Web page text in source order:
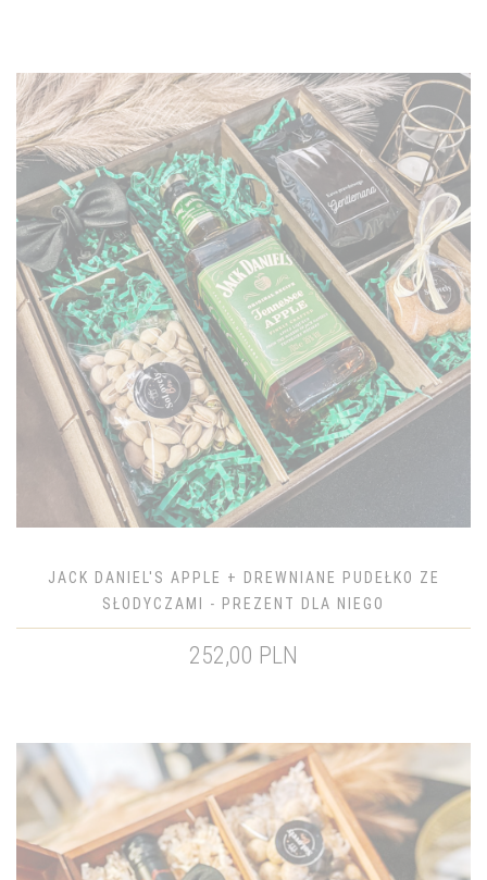
JACK DANIEL'S APPLE + DREWNIANE PUDEŁKO ZE
SŁODYCZAMI - PREZENT DLA NIEGO
252,00 PLN